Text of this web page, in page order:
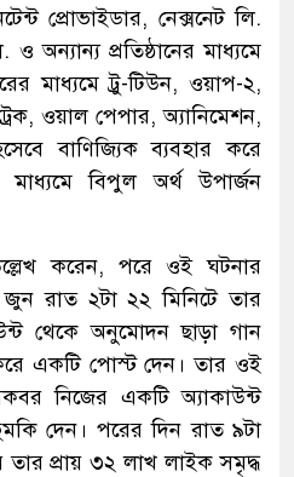
প্রোভাইডার, নেক্সনেট লি.
অন্যান্য প্রতিষ্ঠানের মাধ্যমে
মাধ্যমে ট্রু-টিউন, ওয়াপ-২,
ওয়াল পেপার, অ্যানিমেশন,
বাণিজ্যিক ব্যবহার করে
মাধ্যমে বিপুল অর্থ উপার্জন
করেন, পরে ওই ঘটনার
জুন রাত ২টা ২২ মিনিটে তার
থেকে অনুমোদন ছাড়া গান
একটি পোস্ট দেন। তার ওই
নিজের একটি অ্যাকাউন্ট
দেন। পরের দিন রাত ৯টা
প্রায় ৩২ লাখ লাইক সমৃদ্ধ